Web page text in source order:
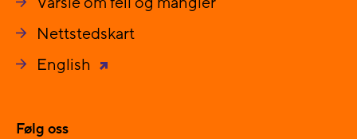
Nettstedskart
English
Følg oss